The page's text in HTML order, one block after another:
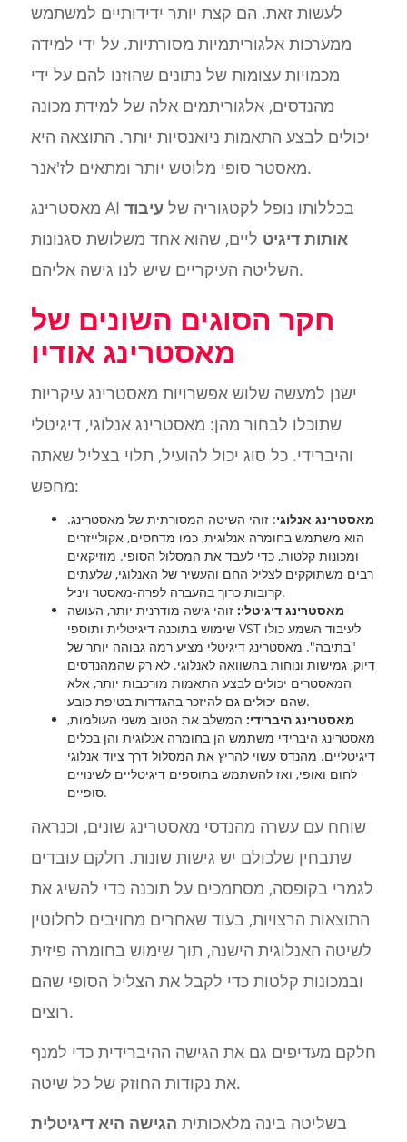
לעשות זאת. הם קצת יותר ידידותיים למשתמש
ממערכות אלגוריתמיות מסורתיות. על ידי למידה
מכמויות עצומות של נתונים שהוזנו להם על ידי
מהנדסים, אלגוריתמים אלה של למידת מכונה
יכולים לבצע התאמות ניואנסיות יותר. התוצאה היא
מאסטר סופי מלוטש יותר ומתאים לז'אנר.
מאסטרינג AI בכללותו נופל לקטגוריה שלעיבוד
אותות דיגיט ליים, שהוא אחד משלושת סגנונות
השליטה העיקריים שיש לנו גישה אליהם.
חקר הסוגים השונים של
מאסטרינג אודיו
ישנן למעשה שלוש אפשרויות מאסטרינג עיקריות
שתוכלו לבחור מהן: מאסטרינג אנלוגי, דיגיטלי
והיברידי. כל סוג יכול להועיל, תלוי בצליל שאתה
מחפש:
מאסטרינג אנלוגי: זוהי השיטה המסורתית של מאסטרינג.
הוא משתמש בחומרה אנלוגית, כמו מדחסים, אקולייזרים
ומכונות קלטות, כדי לעבד את המסלול הסופי. מוזיקאים
רבים משתוקקים לצליל החם והעשיר של האנלוגי, שלעתים
קרובות כרוך בהעברה לפרה-מאסטר ויניל.
מאסטרינג דיגיטלי: זוהי גישה מודרנית יותר, העושה
שימוש בתוכנה דיגיטלית ותוספי VST לעיבוד השמע כולו
"בתיבה". מאסטרינג דיגיטלי מציע רמה גבוהה יותר של
דיוק, גמישות ונוחות בהשוואה לאנלוגי. לא רק שהמהנדסים
המאסטרים יכולים לבצע התאמות מורכבות יותר, אלא
שהם יכולים גם להיזכר בהגדרות בטיפת כובע.
מאסטרינג היברידי: המשלב את הטוב משני העולמות,
מאסטרינג היברידי משתמש הן בחומרה אנלוגית והן בכלים
דיגיטליים. מהנדס עשוי להריץ את המסלול דרך ציוד אנלוגי
לחום ואופי, ואז להשתמש בתוספים דיגיטליים לשינויים
סופיים.
שוחח עם עשרה מהנדסי מאסטרינג שונים, וכנראה
שתבחין שלכולם יש גישות שונות. חלקם עובדים
לגמרי בקופסה, מסתמכים על תוכנה כדי להשיג את
התוצאות הרצויות, בעוד שאחרים מחויבים לחלוטין
לשיטה האנלוגית הישנה, תוך שימוש בחומרה פיזית
ובמכונות קלטות כדי לקבל את הצליל הסופי שהם
רוצים.
חלקם מעדיפים גם את הגישה ההיברידית כדי למנף
את נקודות החוזק של כל שיטה.
בשליטה בינה מלאכותית הגישה היא דיגיטלית